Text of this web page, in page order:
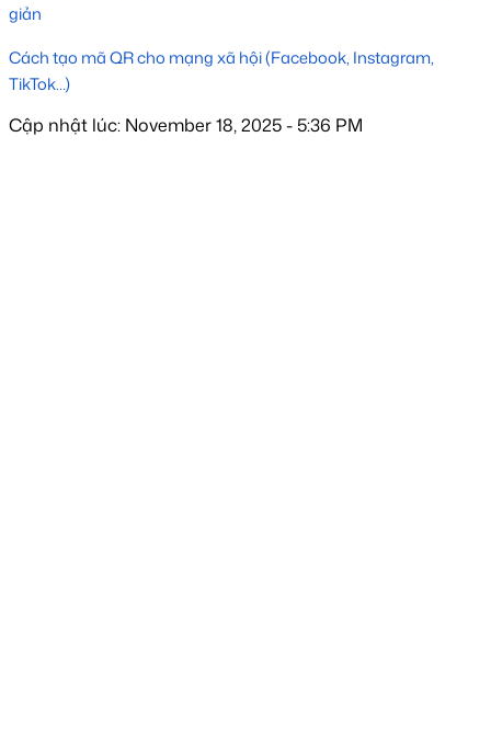
giản
Cách tạo mã QR cho mạng xã hội (Facebook, Instagram,
TikTok…)
Cập nhật lúc: November 18, 2025 - 5:36 PM